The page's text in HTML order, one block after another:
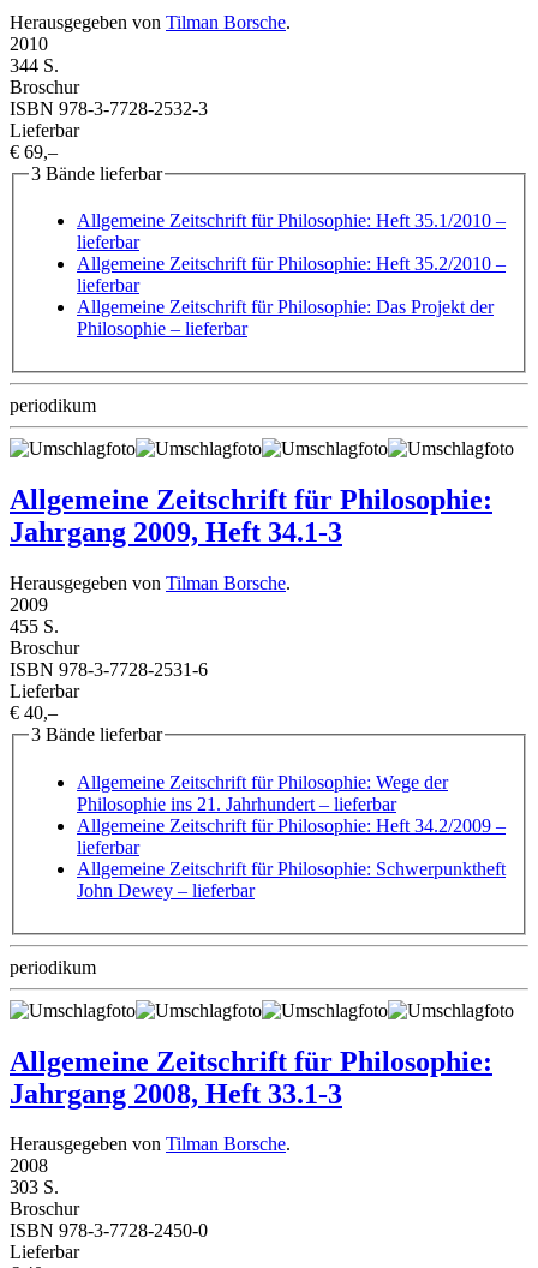
Herausgegeben von Tilman Borsche.
2010
344 S.
Broschur
ISBN 978-3-7728-2532-3
Lieferbar
€ 69,–
3 Bände lieferbar
Allgemeine Zeitschrift für Philosophie: Heft 35.1/2010 –
lieferbar
Allgemeine Zeitschrift für Philosophie: Heft 35.2/2010 –
lieferbar
Allgemeine Zeitschrift für Philosophie: Das Projekt der
Philosophie – lieferbar
periodikum
Allgemeine Zeitschrift für Philosophie:
Jahrgang 2009, Heft 34.1-3
Herausgegeben von Tilman Borsche.
2009
455 S.
Broschur
ISBN 978-3-7728-2531-6
Lieferbar
€ 40,–
3 Bände lieferbar
Allgemeine Zeitschrift für Philosophie: Wege der
Philosophie ins 21. Jahrhundert – lieferbar
Allgemeine Zeitschrift für Philosophie: Heft 34.2/2009 –
lieferbar
Allgemeine Zeitschrift für Philosophie: Schwerpunktheft
John Dewey – lieferbar
periodikum
Allgemeine Zeitschrift für Philosophie:
Jahrgang 2008, Heft 33.1-3
Herausgegeben von Tilman Borsche.
2008
303 S.
Broschur
ISBN 978-3-7728-2450-0
Lieferbar